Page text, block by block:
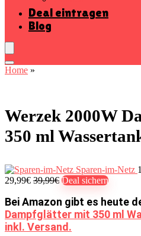
Deal eintragen
Blog
Home »
Werzek 2000W
350 ml
Sparen-im-Netz
29,99€ 39,99€ Deal sichern
Bei Amazon gibt es heute
Dampfglätter mit 350 ml
inkl. Versand.